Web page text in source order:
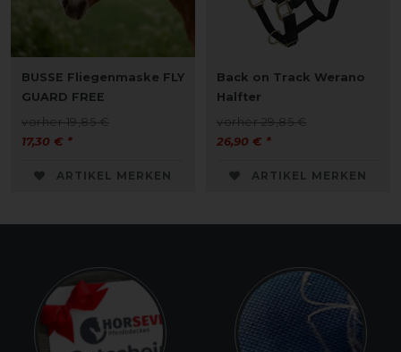
BUSSE Fliegenmaske FLY
GUARD FREE
vorher 19,85 €
17,30 € *
ARTIKEL MERKEN
Back on Track Werano
Halfter
vorher 29,85 €
26,90 € *
ARTIKEL MERKEN